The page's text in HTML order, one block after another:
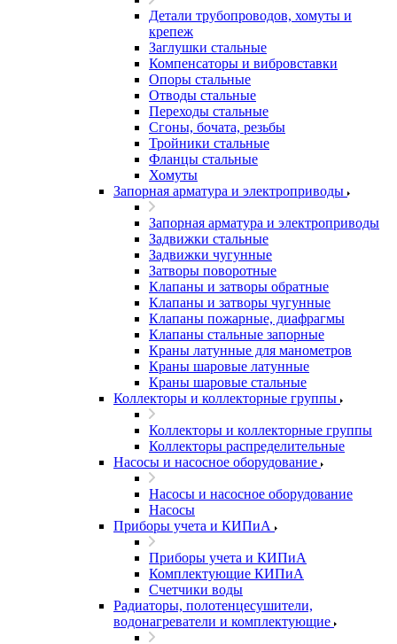
Детали трубопроводов, хомуты и
крепеж
Заглушки стальные
Компенсаторы и вибровставки
Опоры стальные
Отводы стальные
Переходы стальные
Сгоны, бочата, резьбы
Тройники стальные
Фланцы стальные
Хомуты
Запорная арматура и электроприводы
Запорная арматура и электроприводы
Задвижки стальные
Задвижки чугунные
Затворы поворотные
Клапаны и затворы обратные
Клапаны и затворы чугунные
Клапаны пожарные, диафрагмы
Клапаны стальные запорные
Краны латунные для манометров
Краны шаровые латунные
Краны шаровые стальные
Коллекторы и коллекторные группы
Коллекторы и коллекторные группы
Коллекторы распределительные
Насосы и насосное оборудование
Насосы и насосное оборудование
Насосы
Приборы учета и КИПиА
Приборы учета и КИПиА
Комплектующие КИПиА
Счетчики воды
Радиаторы, полотенцесушители,
водонагреватели и комплектующие